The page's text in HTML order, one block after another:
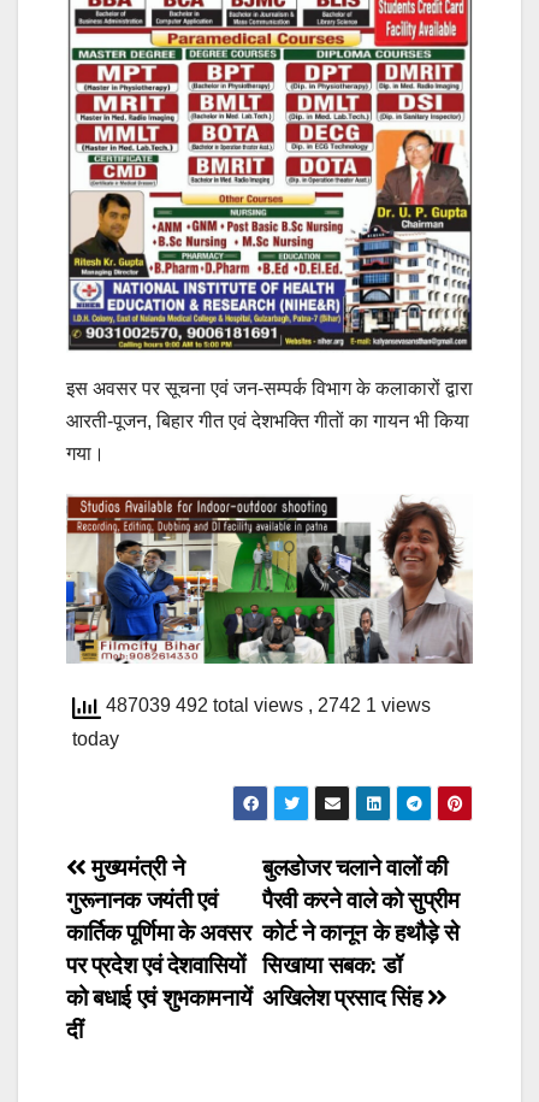
इस अवसर पर सूचना एवं जन-सम्पर्क विभाग के कलाकारों द्वारा
आरती-पूजन, बिहार गीत एवं देशभक्ति गीतों का गायन भी किया
गया।
487039 492 total views , 2742 1 views
today
Post
navigation
बुलडोजर चलाने वालों की
पैरवी करने वाले को सुप्रीम
कोर्ट ने कानून के हथौड़े से
सिखाया सबक: डॉ
अखिलेश प्रसाद सिंह
मुख्यमंत्री ने
गुरूनानक जयंती एवं
कार्तिक पूर्णिमा के अवसर
पर प्रदेश एवं देशवासियों
को बधाई एवं शुभकामनायें
दीं